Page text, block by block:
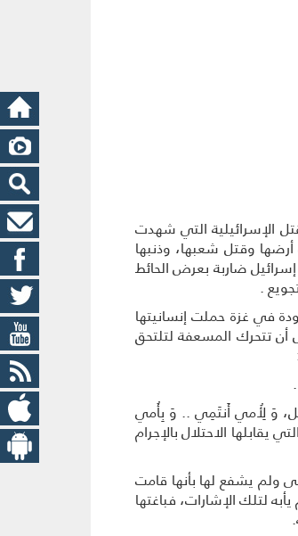
الإسرائيلية التي شهدت
وقتل شعبها، وذنبها
ضاربة بعرض الحائط
.
في غزة حملت إنسانيتها
تتحرك المسعفة لتلتحق
وَ لِأُمي أَنتَمِي .. وَ بِأُمي
الاحتلال بالإجرام
ولم يشفع لها بأنها قامت
لتلك الإشارات، فباغتها